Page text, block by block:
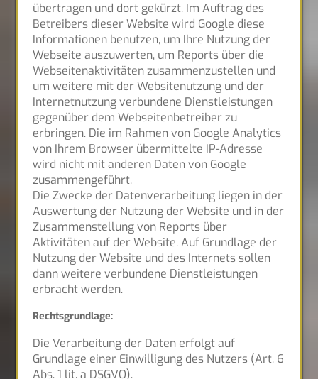
übertragen und dort gekürzt. Im Auftrag des
Betreibers dieser Website wird Google diese
Informationen benutzen, um Ihre Nutzung der
Webseite auszuwerten, um Reports über die
Webseitenaktivitäten zusammenzustellen und
um weitere mit der Websitenutzung und der
Internetnutzung verbundene Dienstleistungen
gegenüber dem Webseitenbetreiber zu
erbringen. Die im Rahmen von Google Analytics
von Ihrem Browser übermittelte IP-Adresse
wird nicht mit anderen Daten von Google
zusammengeführt.
Die Zwecke der Datenverarbeitung liegen in der
Auswertung der Nutzung der Website und in der
Zusammenstellung von Reports über
Aktivitäten auf der Website. Auf Grundlage der
Nutzung der Website und des Internets sollen
dann weitere verbundene Dienstleistungen
erbracht werden.
Rechtsgrundlage:
Die Verarbeitung der Daten erfolgt auf
Grundlage einer Einwilligung des Nutzers (Art. 6
Abs. 1 lit. a DSGVO).